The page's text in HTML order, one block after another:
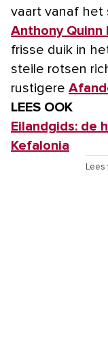
vaart vanaf het
Anthony Quinn
frisse duik in
steile rotsen
rustigere
LEES OOK
Eilandgids: de
Kefalonia
Lees